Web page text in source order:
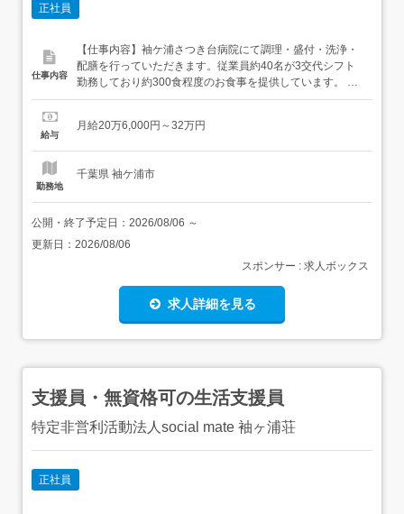
正社員
仕事内容
【仕事内容】袖ケ浦さつき台病院にて調理・盛付・洗浄・
配膳を行っていただきます。従業員約40名が3交代シフト
勤務しており約300食程度のお食事を提供しています。 就
業先事業所へ直接問い合わせ等はご遠慮下さい。 勤務開始
る場合はお気軽にご相談ください。 勤務地は希望を考慮の
給与
月給20万6,000円～32万円
勤務地
千葉県 袖ケ浦市
公開・終了予定日： 2026/08/06 ～
更新日： 2026/08/06
スポンサー : 求人ボックス
求人詳細を見る
支援員・無資格可の生活支援員
特定非営利活動法人social mate 袖ヶ浦荘
正社員